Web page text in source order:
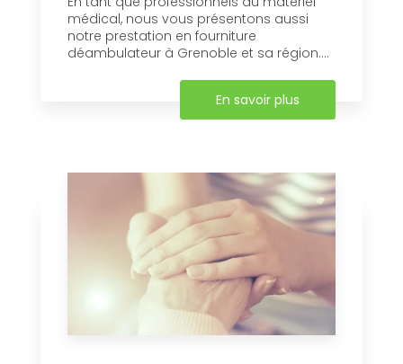
médical, nous vous présentons aussi
notre prestation en fourniture
déambulateur à Grenoble et sa région....
En savoir plus